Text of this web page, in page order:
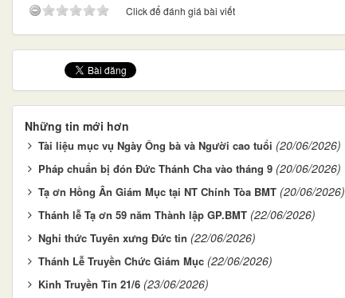
Click để đánh giá bài viết
Những tin mới hơn
Tài liệu mục vụ Ngày Ông bà và Người cao tuổi (20/06/2026)
Pháp chuẩn bị đón Đức Thánh Cha vào tháng 9 (20/06/2026)
Tạ ơn Hồng Ân Giám Mục tại NT Chính Tòa BMT (20/06/2026)
Thánh lễ Tạ ơn 59 năm Thành lập GP.BMT (22/06/2026)
Nghi thức Tuyên xưng Đức tin (22/06/2026)
Thánh Lễ Truyền Chức Giám Mục (22/06/2026)
Kinh Truyền Tin 21/6 (23/06/2026)